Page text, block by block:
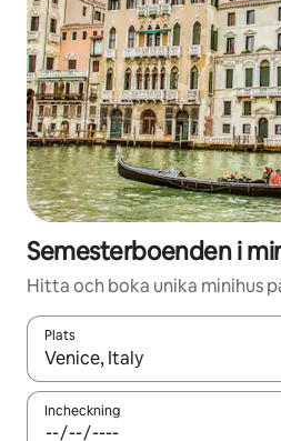
Semesterboenden i
Hitta och boka unika minihus
Plats
När resultaten är tillgängliga
Incheckning